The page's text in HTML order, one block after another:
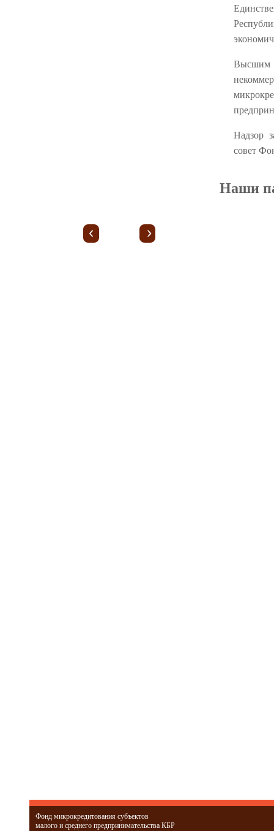
Высшим
Надзор
совет
Наши
‹ ›
Фонд микрокредитования субъектов
малого и среднего предпринимательства КБР